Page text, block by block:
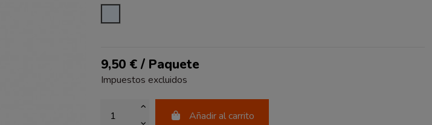
9,50 € / Paquete
Impuestos excluidos
Añadir al carrito